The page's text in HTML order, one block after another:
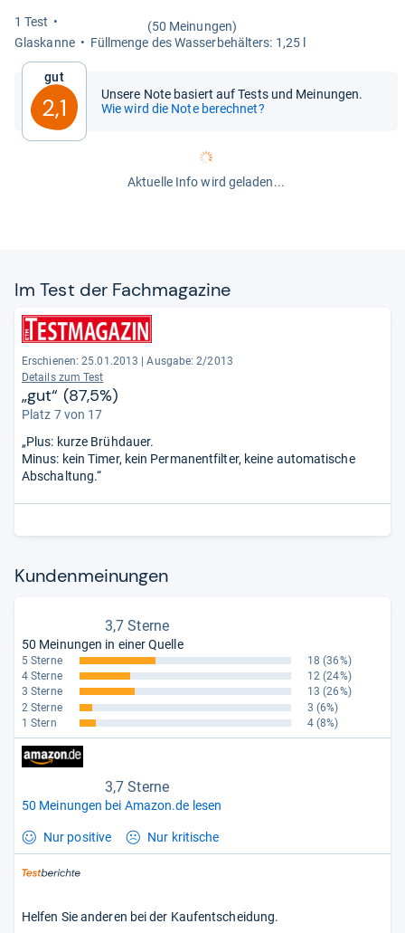
1 Test
(50 Meinungen)
Glas­kanne
Füll­menge des Was­ser­be­häl­ters: 1,25 l
Gut
2,1
Unsere Note basiert auf Tests und Meinungen.
Wie wird die Note berechnet?
Aktuelle Info wird geladen...
Im Test der Fach­ma­ga­zine
Erschienen: 25.01.2013
Ausgabe: 2/2013
Details zum Test
„gut“ (87,5%)
Platz 7 von 17
„Plus: kurze Brühdauer.
Minus: kein Timer, kein Permanentfilter, keine automatische
Abschaltung.“
Kun­den­mei­nun­gen
3,7 Sterne
50 Meinungen in einer Quelle
5 Sterne 18 (36%)
4 Sterne
12 (24%)
3 Sterne
13 (26%)
2 Sterne
3 (6%)
1 Stern
4 (8%)
3,7 Sterne
50 Meinungen bei Amazon.de lesen
Nur positive Nur kritische
Helfen Sie anderen bei der Kaufentscheidung.